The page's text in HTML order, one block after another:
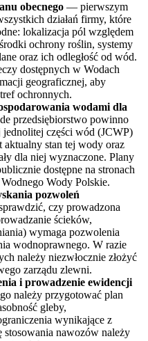
obecnego — pierwszym
działań firmy, które
lokalizacja pól względem
ochrony roślin, systemy
oraz ich odległość od wód.
dostępnych w Wodach
geograficznej, aby
ochronnych.
wodami dla
przedsiębiorstwo powinno
części wód (JCWP)
aktualny stan tej wody oraz
dla niej wyznaczone. Plany
dostępne na stronach
Wody Polskie.
pozwoleń
czy prowadzona
ścieków,
wymaga pozwolenia
wodnoprawnego. W razie
należy niezwłocznie złożyć
zarządu zlewni.
i prowadzenie ewidencji
należy przygotować plan
gleby,
wynikające z
nawozów należy